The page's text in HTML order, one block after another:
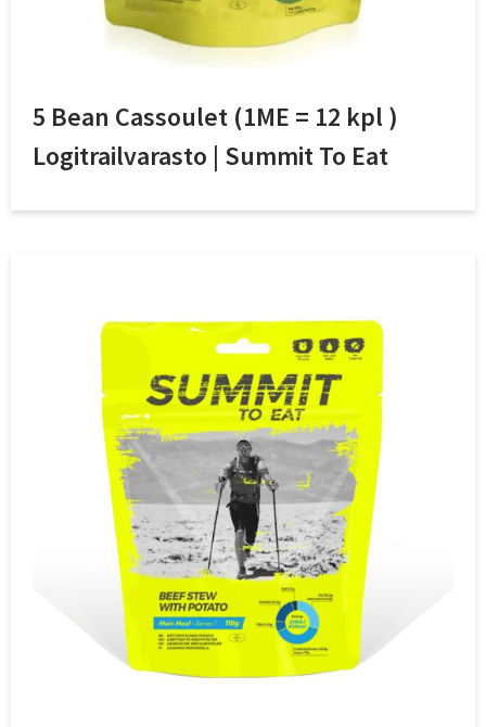
5 Bean Cassoulet (1ME = 12 kpl )
Logitrailvarasto | Summit To Eat